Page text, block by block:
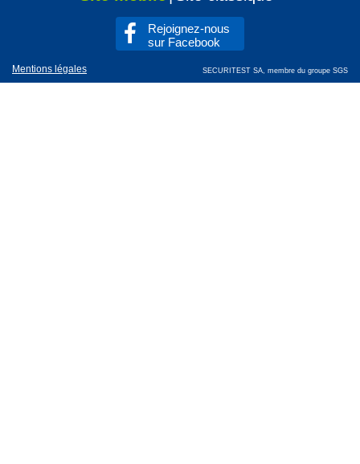
Rejoignez-nous
sur Facebook
Mentions légales SECURITEST SA, membre du groupe SGS